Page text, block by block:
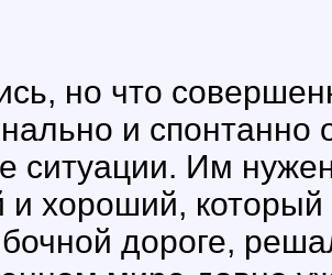
но что
и спонтанно
ситуации. Им
хороший,
дороге,